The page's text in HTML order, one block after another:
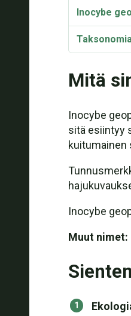
Inocybe
Mitä
Inocybe
sitä esiintyy
kuitumainen
Inocybe
Muut nimet: